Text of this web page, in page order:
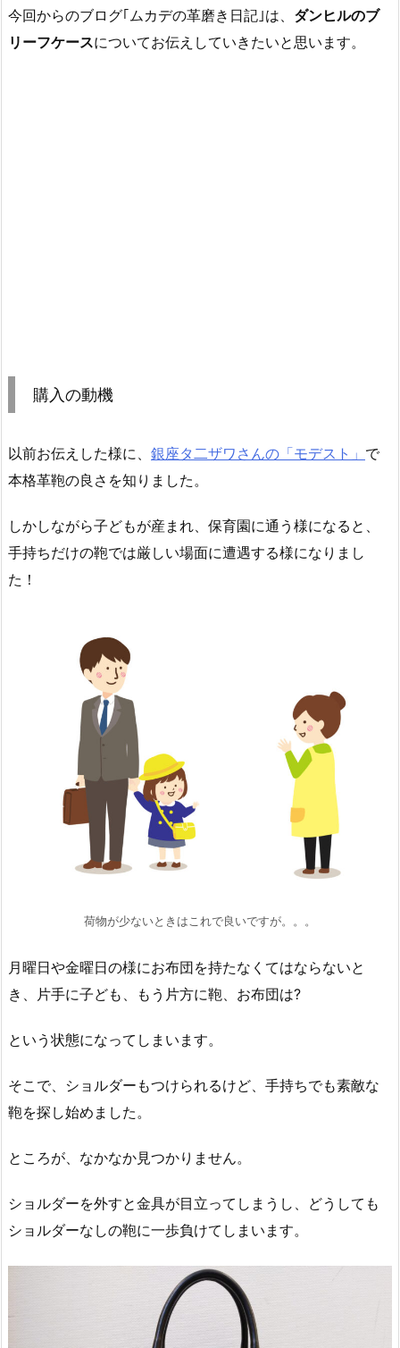
今回からのブログ｢ムカデの革磨き日記｣は、 ダンヒルのブ
リーフケースについてお伝えしていきたいと思います。
購入の動機
以前お伝えした様に、 銀座タ二ザワさんの「モデスト」 で
本格革鞄の良さを知りました。
しかしながら子どもが産まれ、保育園に通う様になると、
手持ちだけの鞄では厳しい場面に遭遇する様になりまし
た！
荷物が少ないときはこれで良いですが。。。
月曜日や金曜日の様にお布団を持たなくてはならないと
き、片手に子ども、もう片方に鞄、お布団は?
という状態になってしまいます。
そこで、ショルダーもつけられるけど、手持ちでも素敵な
鞄を探し始めました。
ところが、なかなか見つかりません。
ショルダーを外すと金具が目立ってしまうし、どうしても
ショルダーなしの鞄に一歩負けてしまいます。